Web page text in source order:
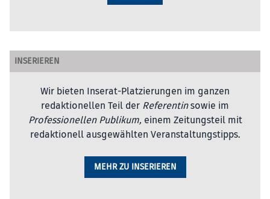
INSERIEREN
Wir bieten Inserat-Platzierungen im ganzen
redaktionellen Teil der Referentinsowie im
Professionellen Publikum, einem Zeitungsteil mit
redaktionell ausgewählten Veranstaltungstipps.
MEHR ZU INSERIEREN